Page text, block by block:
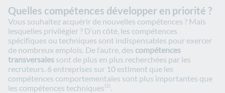
Quelles compétences développer en priorité ?
Vous souhaitez acquérir de nouvelles compétences ? Mais
lesquelles privilégier ? D’un côté, les compétences
spécifiques ou techniques sont indispensables pour exercer
de nombreux emplois. De l’autre, des compétences
transversales sont de plus en plus recherchées par les
recruteurs. 6 entreprises sur 10 estiment que les
compétences comportementales sont plus importantes que
les compétences techniques(2)